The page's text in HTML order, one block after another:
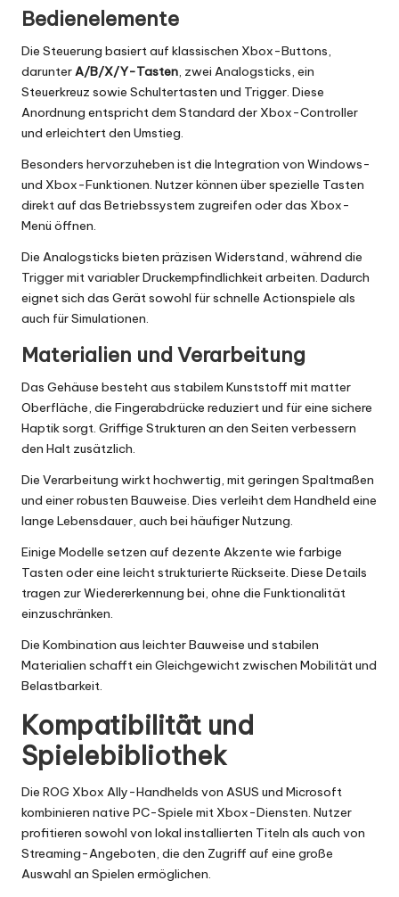
Bedienelemente
Die Steuerung basiert auf klassischen Xbox-Buttons,
darunterA/B/X/Y-Tasten, zwei Analogsticks, ein
Steuerkreuz sowie Schultertasten und Trigger. Diese
Anordnung entspricht dem Standard der Xbox-Controller
und erleichtert den Umstieg.
Besonders hervorzuheben ist die Integration von Windows-
und Xbox-Funktionen. Nutzer können über spezielle Tasten
direkt auf das Betriebssystem zugreifen oder das Xbox-
Menü öffnen.
Die Analogsticks bieten präzisen Widerstand, während die
Trigger mit variabler Druckempfindlichkeit arbeiten. Dadurch
eignet sich das Gerät sowohl für schnelle Actionspiele als
auch für Simulationen.
Materialien und Verarbeitung
Das Gehäuse besteht aus stabilem Kunststoff mit matter
Oberfläche, die Fingerabdrücke reduziert und für eine sichere
Haptik sorgt. Griffige Strukturen an den Seiten verbessern
den Halt zusätzlich.
Die Verarbeitung wirkt hochwertig, mit geringen Spaltmaßen
und einer robusten Bauweise. Dies verleiht dem Handheld eine
lange Lebensdauer, auch bei häufiger Nutzung.
Einige Modelle setzen auf dezente Akzente wie farbige
Tasten oder eine leicht strukturierte Rückseite. Diese Details
tragen zur Wiedererkennung bei, ohne die Funktionalität
einzuschränken.
Die Kombination aus leichter Bauweise und stabilen
Materialien schafft ein Gleichgewicht zwischen Mobilität und
Belastbarkeit.
Kompatibilität und
Spielebibliothek
Die ROG Xbox Ally-Handhelds von ASUS und Microsoft
kombinieren native PC-Spiele mit Xbox-Diensten. Nutzer
profitieren sowohl von lokal installierten Titeln als auch von
Streaming-Angeboten, die den Zugriff auf eine große
Auswahl an Spielen ermöglichen.